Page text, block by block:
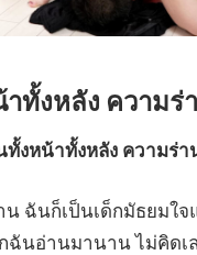
ทั้งหลัง ความร่
ทั้งหน้าทั้งหลัง ความร่า
น ฉันก็เป็นเด็กมัธยมใ
ฉันอ่านมานาน ไม่คิดเ